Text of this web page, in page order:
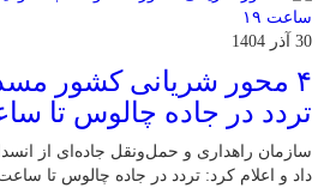
30 آذر 1404
۴ محور شریانی کشور
تردد در جاده چالوس تا